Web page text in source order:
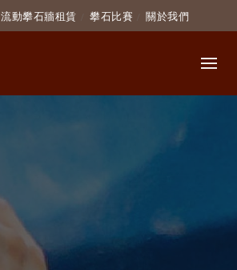
流動攀石牆租賃 攀石比賽 關於我們